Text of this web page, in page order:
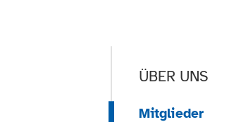
ÜBER UNS
Mitglieder